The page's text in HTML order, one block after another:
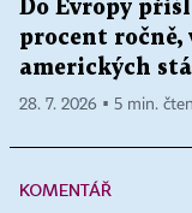
Do Evropy
procent ročně,
amerických
28. 7. 2026 ▪ 5 min.
KOMENTÁŘ